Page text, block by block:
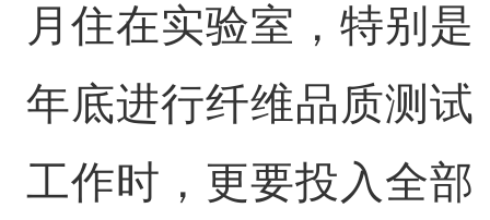
月住在实验室，特别是
年底进行纤维品质测试
工作时，更要投入全部